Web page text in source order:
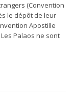
(Convention
le dépôt de leur
Apostille
Palaos ne sont